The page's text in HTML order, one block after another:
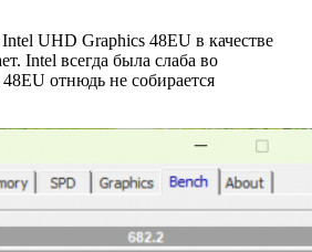
UHD Graphics 48EU в качестве
Intel всегда была слаба во
отнюдь не собирается